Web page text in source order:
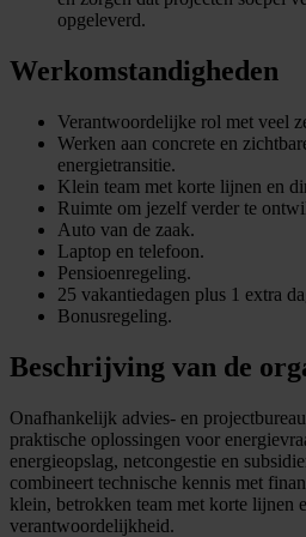
opgeleverd.
Werkomstandigheden
Verantwoordelijke rol met veel
Werken aan concrete en
energietransitie.
Klein team met korte lijnen en
Ruimte om jezelf verder te
Auto van de zaak.
Laptop en telefoon.
Pensioenregeling.
25 vakantiedagen plus 1 extra
Bonusregeling.
Beschrijving van de
Onafhankelijk advies- en
praktische oplossingen voor
energieopslag, netcongestie en
combineert technische kennis met
klein, betrokken team met korte lijnen
verantwoordelijkheid.